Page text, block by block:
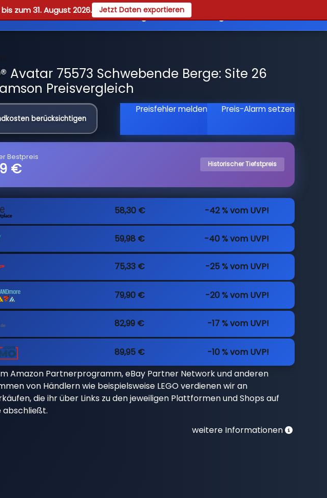
zum 31. August 2026. Jetzt Daten exportieren
Reviews Guides Registrieren
Avatar 75573 Schwebende Berge: Site 26
Preisvergleich
berücksichtigen
Preisfehler melden Preis-Alarm setzen
Bestpreis
€ Historischer Tiefstpreis
58,30 € -42 % vom UVP!
59,98 € -40 % vom UVP!
75,33 € -25 % vom UVP!
79,90 € -20 % vom UVP!
82,99 € -17 % vom UVP!
89,95 €
-10 % vom UVP!
Amazon Partnerprogramm, eBay Partner Network und anderen
von Händlern wie beispielsweise LEGO verdienen wir an
die ihr über Links zu den jeweiligen Plattformen und Shops auf
abschließt.
weitere Informationen